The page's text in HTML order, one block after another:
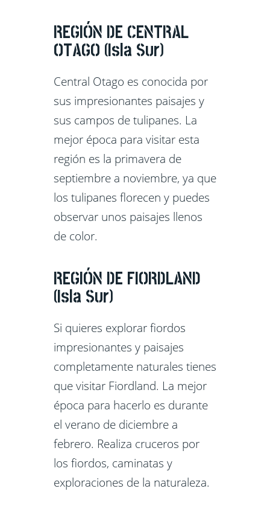
REGIÓN DE CENTRAL
OTAGO (Isla Sur)
Central Otago es conocida por
sus impresionantes paisajes y
sus campos de tulipanes. La
mejor época para visitar esta
región es la primavera de
septiembre a noviembre, ya que
los tulipanes florecen y puedes
observar unos paisajes llenos
de color.
REGIÓN DE FIORDLAND
(Isla Sur)
Si quieres explorar fiordos
impresionantes y paisajes
completamente naturales tienes
que visitar Fiordland. La mejor
época para hacerlo es durante
el verano de diciembre a
febrero. Realiza cruceros por
los fiordos, caminatas y
exploraciones de la naturaleza.